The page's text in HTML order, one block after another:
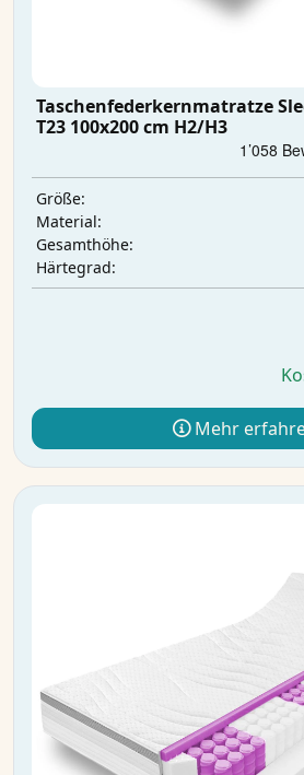
Taschenfederkernmatratze
T23 100x200 cm H2/H3
Größe:
Material:
Gesamthöhe:
Härtegrad:
Mehr